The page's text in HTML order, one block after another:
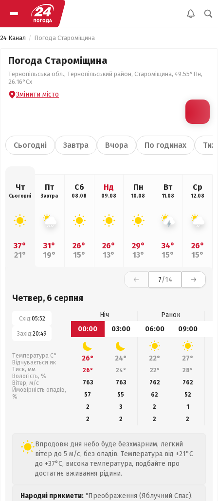
24 Канал Погода Староміщина
Погода Староміщина
Тернопільська обл., Тернопільський район, Староміщина, 49.55°Пн,
26.16°Сх
Змінити місто
Сьогодні Завтра Вчора По годинах
Чт
Сьогодні
37°
21°
Пт
Завтра
31°
19°
Сб
08.08
26°
15°
Нд
09.08
26°
13°
Пн
10.08
29°
13°
Вт
11.08
34°
15°
Ср
12.08
26°
15°
7/14
Четвер, 6 серпня
Схід:05:52
Захід:20:49
Температура С°
Відчувається як
Тиск, мм
Вологість, %
Вітер, м/с
Ймовірність опадів,
%
Ніч
Ранок
00:00
03:00 06:00 09:00
26° 24° 22° 27°
26° 24° 22° 28°
763
763 762 762
57
55 62 52
2
3 2
1
2
2 2 2
Впродовж дня небо буде безхмарним, легкий
вітер до 5 м/с, без опадів. Температура від +21°C
до +37°C, висока температура, подбайте про
достатнє вживання рідини.
Народні прикмети: "Преображення (Яблучний Спас).